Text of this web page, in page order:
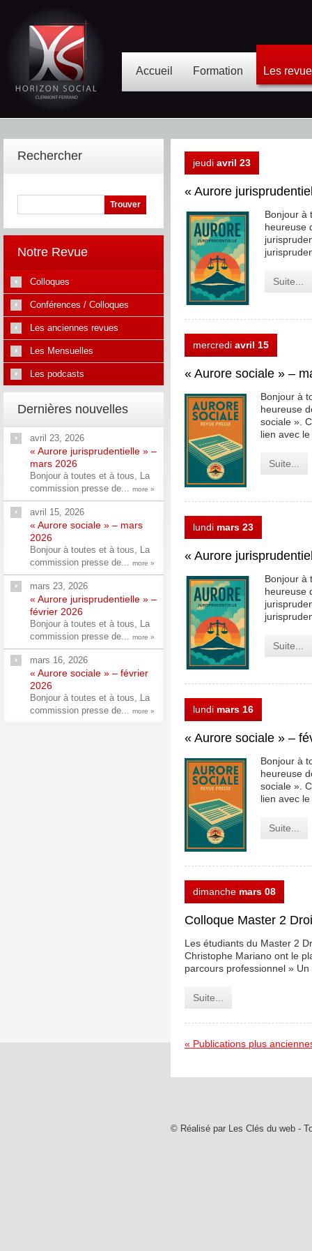
Accueil Formation Les
jeudi avril 23
« Aurore
Bonjour à
heureuse
Suite...
mercredi avril 15
« Aurore sociale » –
Bonjour à
heureuse
sociale ».
lien avec
Suite...
lundi mars 23
« Aurore
Bonjour à
heureuse
Suite...
lundi mars 16
« Aurore sociale » –
Bonjour à
heureuse
sociale ».
lien avec
Suite...
dimanche mars 08
Colloque Master 2
Les étudiants du Master 2
Christophe Mariano ont le
parcours professionnel »
Suite...
« Publications plus
Rechercher
Notre Revue
Colloques
Conférences / Colloques
Les anciennes revues
Les Mensuelles
Les podcasts
Dernières nouvelles
avril 23, 2026
« Aurore jurisprudentielle » –
mars 2026
Bonjour à toutes et à tous, La
commission presse de... more »
avril 15, 2026
« Aurore sociale » – mars
2026
Bonjour à toutes et à tous, La
commission presse de... more »
mars 23, 2026
« Aurore jurisprudentielle » –
février 2026
Bonjour à toutes et à tous, La
commission presse de... more »
mars 16, 2026
« Aurore sociale » – février
2026
Bonjour à toutes et à tous, La
commission presse de... more »
© Réalisé par Les Clés du web -